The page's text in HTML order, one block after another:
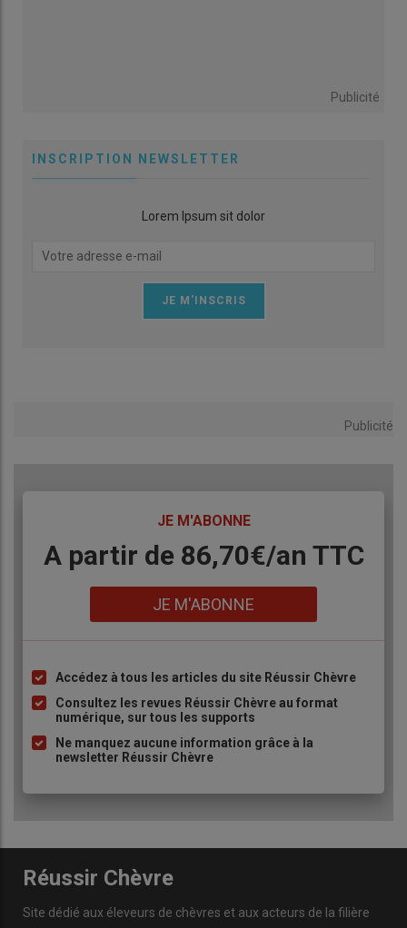
Publicité
INSCRIPTION NEWSLETTER
Lorem Ipsum sit dolor
Publicité
JE M'ABONNE
Body
A partir de 86,70€/an TTC
JE M'ABONNE
Liste
à
puce
Accédez à tous les articles du site Réussir Chèvre
Consultez les revues Réussir Chèvre au format
numérique, sur tous les supports
Ne manquez aucune information grâce à la
newsletter Réussir Chèvre
Réussir Chèvre
Site dédié aux éleveurs de chèvres et aux acteurs de la filière